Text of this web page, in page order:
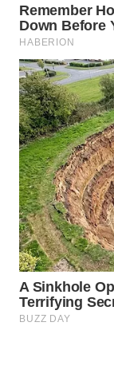
WAHANA
NEWS
WAHANA
TANI
WAHANA
ADVOKAT
WAHANA
INFRASTRUKTUR
WAHANA
KONSUMEN
WAHANA